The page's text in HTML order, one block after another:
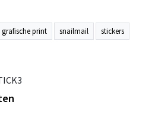
grafische print snailmail stickers